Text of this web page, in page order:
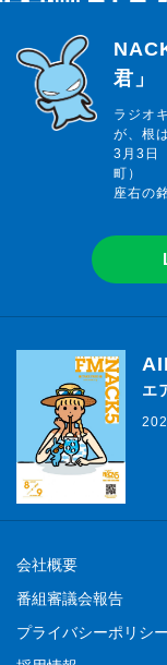
らじっと
君」
ラジオ
が、根
3月3日
町）
座右の
エ
会社概要
番組審議会報告
プライバシーポリシー